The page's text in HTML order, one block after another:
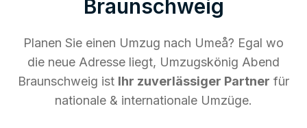
Braunschweig
Planen Sie einen Umzug nach Umeå? Egal wo
die neue Adresse liegt, Umzugskönig Abend
Braunschweig ist Ihr zuverlässiger Partner für
nationale & internationale Umzüge.